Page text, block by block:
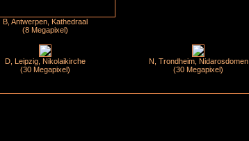
B, Antwerpen, Kathedraal
(8 Megapixel)
D, Leipzig, Nikolaikirche
(30 Megapixel)
N, Trondheim, Nidarosdomen
(30 Megapixel)